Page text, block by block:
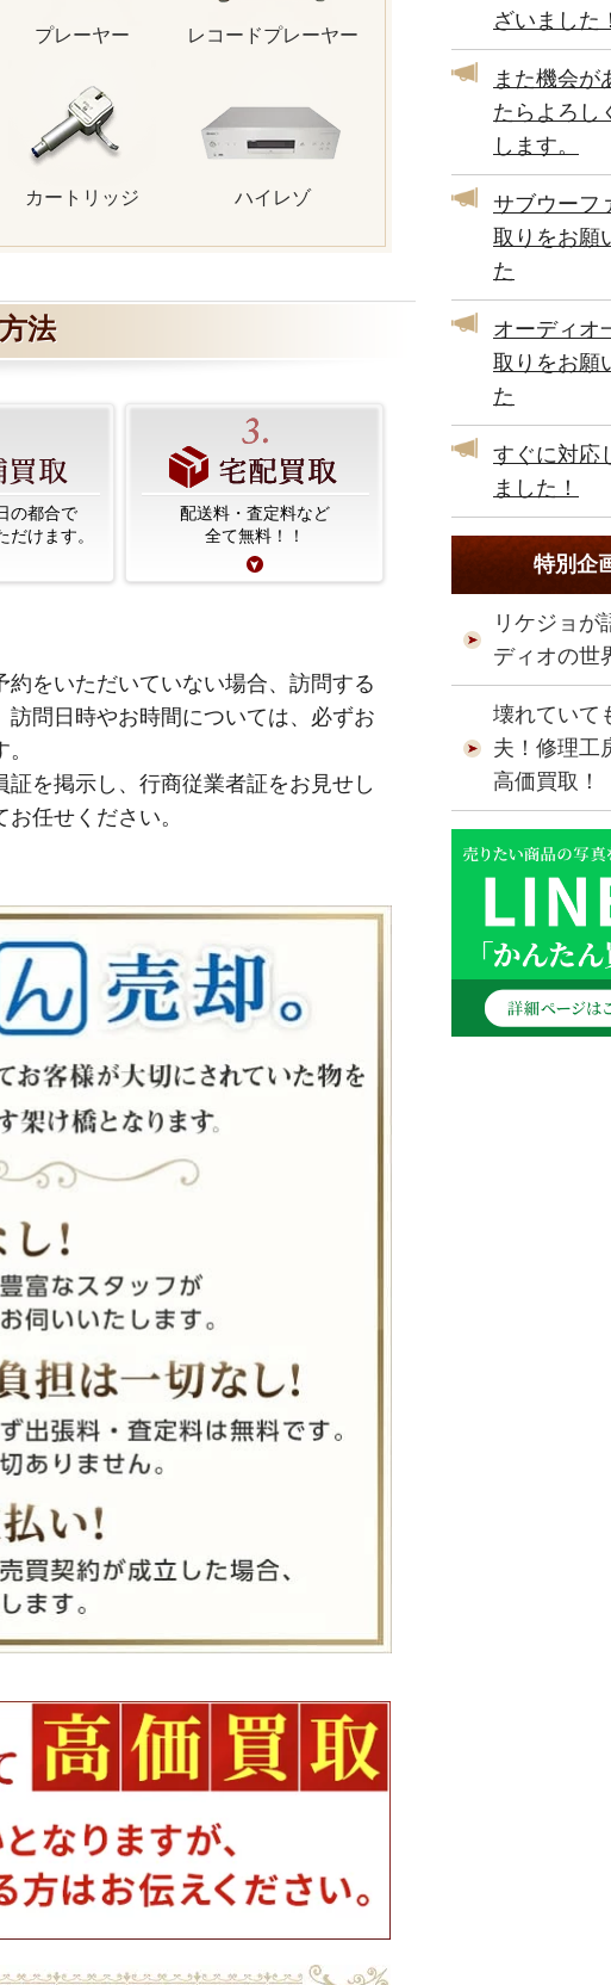
プレーヤー レコードプレーヤー
カートリッジ ハイレゾ
法
の都合で
だけます。
配送料・査定料など
全て無料！！
をいただいていない場合、訪問する
問日時やお時間については、必ずお
を掲示し、行商従業者証をお見せし
任せください。
ざいました！
また機会が
たらよろし
します。
サブウーフ
取りをお願
た
オーディオ
取りをお願
た
すぐに対応
ました！
特別企
リケジョが
ディオの世
壊れていて
夫！修理工
高価買取！